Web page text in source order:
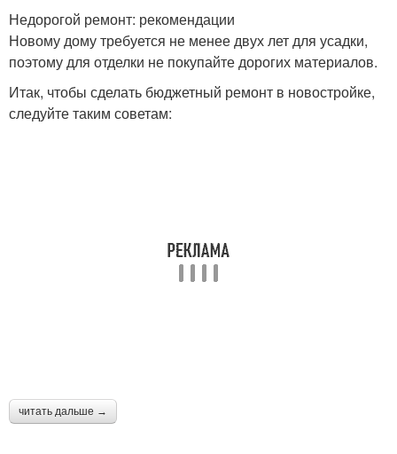
Недорогой ремонт: рекомендации
Новому дому требуется не менее двух лет для усадки,
поэтому для отделки не покупайте дорогих материалов.
Итак, чтобы сделать бюджетный ремонт в новостройке,
следуйте таким советам:
читать дальше →